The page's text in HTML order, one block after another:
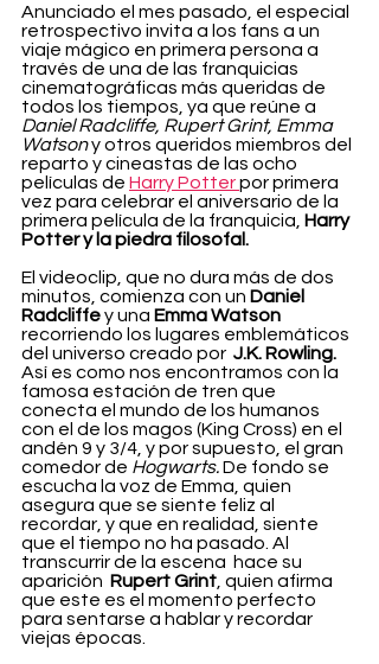
Anunciado el mes pasado, el especial
retrospectivo invita a los fans a un
viaje mágico en primera persona a
través de una de las franquicias
cinematográficas más queridas de
todos los tiempos, ya que reúne a
Daniel Radcliffe, Rupert Grint, Emma
Watson y otros queridos miembros del
reparto y cineastas de las ocho
películas de Harry Potter por primera
vez para celebrar el aniversario de la
primera película de la franquicia, Harry
Potter y la piedra filosofal.
El videoclip, que no dura más de dos
minutos, comienza con un Daniel
Radcliffe y una Emma Watson
recorriendo los lugares emblemáticos
del universo creado por J.K. Rowling.
Así es como nos encontramos con la
famosa estación de tren que
conecta el mundo de los humanos
con el de los magos (King Cross) en el
andén 9 y 3/4, y por supuesto, el gran
comedor de Hogwarts. De fondo se
escucha la voz de Emma, quien
asegura que se siente feliz al
recordar, y que en realidad, siente
que el tiempo no ha pasado. Al
transcurrir de la escena  hace su
aparición Rupert Grint , quien afirma
que este es el momento perfecto
para sentarse a hablar y recordar
viejas épocas.